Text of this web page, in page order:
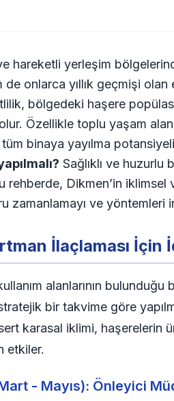
hareketli yerleşim
onlarca yıllık geçmişi
bölgedeki haşere
Özellikle toplu yaşam
binaya yayılma
Sağlıklı ve huzurlu
rehberde, Dikmen’in
zamanlamayı ve yöntemleri
İlaçlaması İçin
alanlarının
bir takvime göre
sert karasal iklimi,
etkiler.
- Mayıs): Önleyici